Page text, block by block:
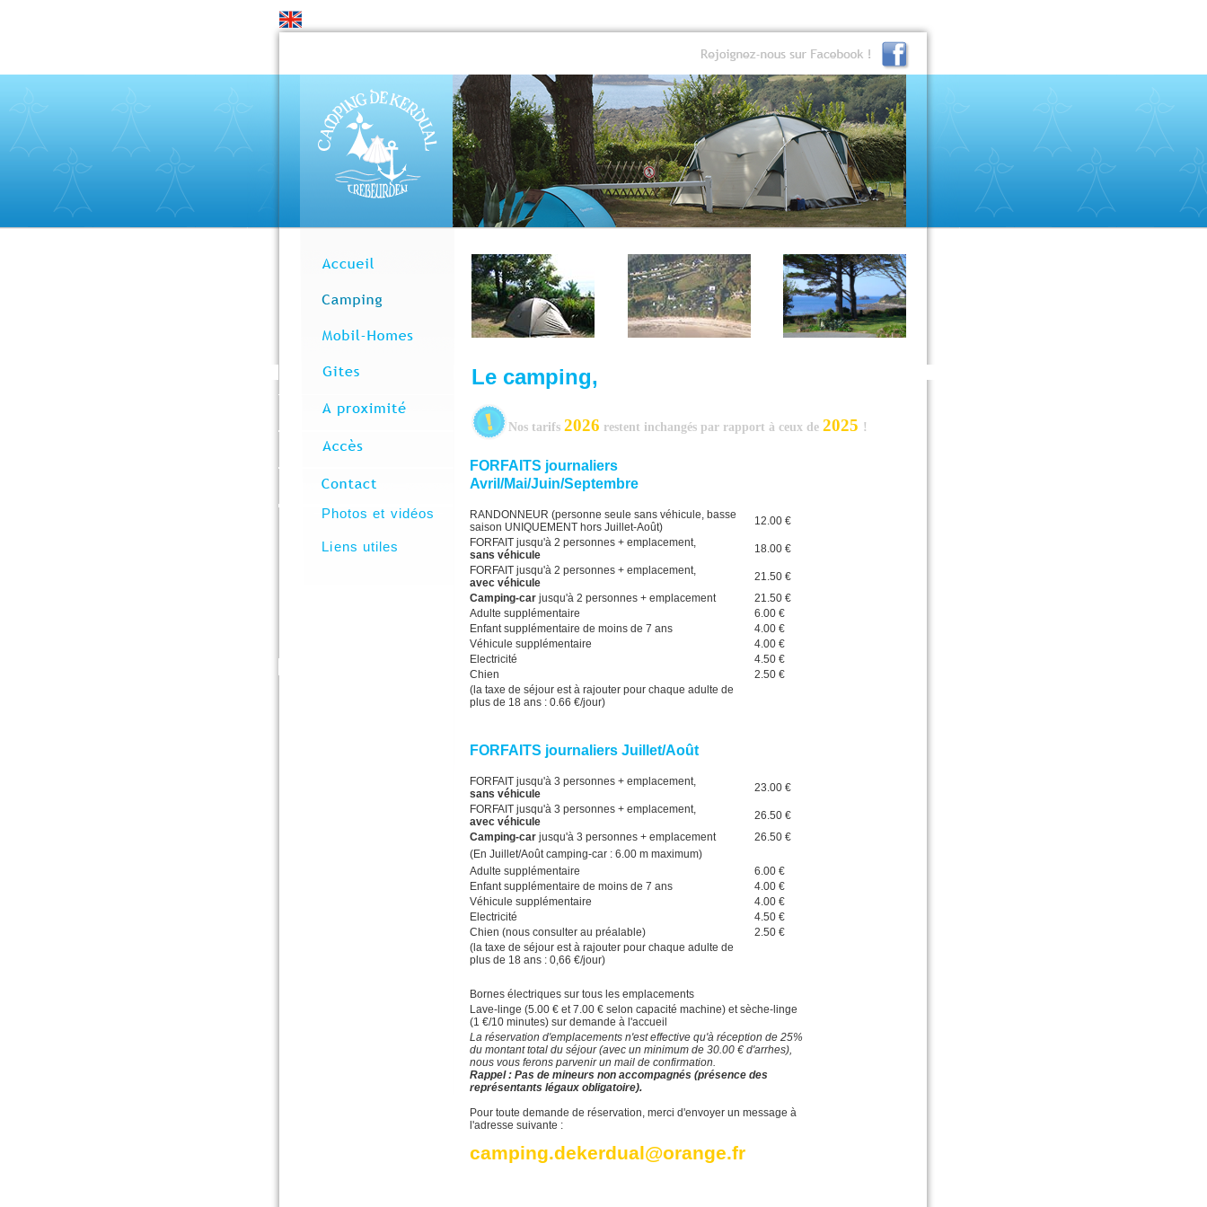
Liens utiles
Photos et vidéos
Le camping,
Nos tarifs 2026 restent inchangés par rapport à ceux de 2025 !